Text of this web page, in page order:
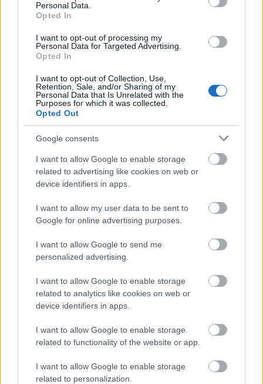
Personal Data.
Opted In
I want to opt-out of processing my
Personal Data for Targeted Advertising.
Opted In
I want to opt-out of Collection, Use,
Retention, Sale, and/or Sharing of my
Personal Data that Is Unrelated with the
Purposes for which it was collected.
Opted Out
Google consents
I want to allow Google to enable storage
related to advertising like cookies on web or
device identifiers in apps.
I want to allow my user data to be sent to
Google for online advertising purposes.
I want to allow Google to send me
personalized advertising.
I want to allow Google to enable storage
related to analytics like cookies on web or
device identifiers in apps.
I want to allow Google to enable storage
related to functionality of the website or app.
I want to allow Google to enable storage
related to personalization.
A legtöbb néző aCinema City Arénába
látogatott el,
mely így nem csak Budapest, de Magyarország
legnépszerűbb mozija lett a tavalyi évben. A vidéki
mozik közül agyőri Cinema City fogadta a legtöbb
látogatót 2014-ben.
Az immár hagyománnyá váló FilmÜnnepen összesen
150 000néző látogatott el valamelyik vetítésre
kedvezményesen. A négy napos fesztivál során
rekordszámú híresség, Budapesten57
, vidéken
pedig37sztárjegykezelő lepte meg a látogatókat a